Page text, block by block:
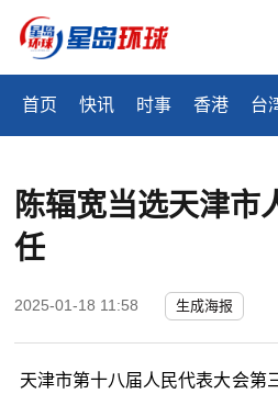
首页 快讯 时事 香港 台
陈辐宽当选天津市
任
2025-01-18 11:58 生成海报
天津市第十八届人民代表大会第